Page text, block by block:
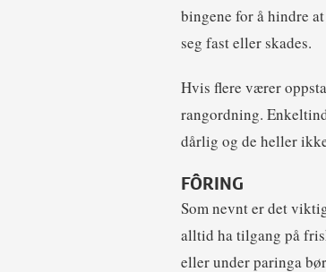
bingene for å hindre
seg fast eller skades.
Hvis flere værer
rangordning.
dårlig og de heller
FÔRING
Som nevnt er det
alltid ha tilgang på
eller under paringa